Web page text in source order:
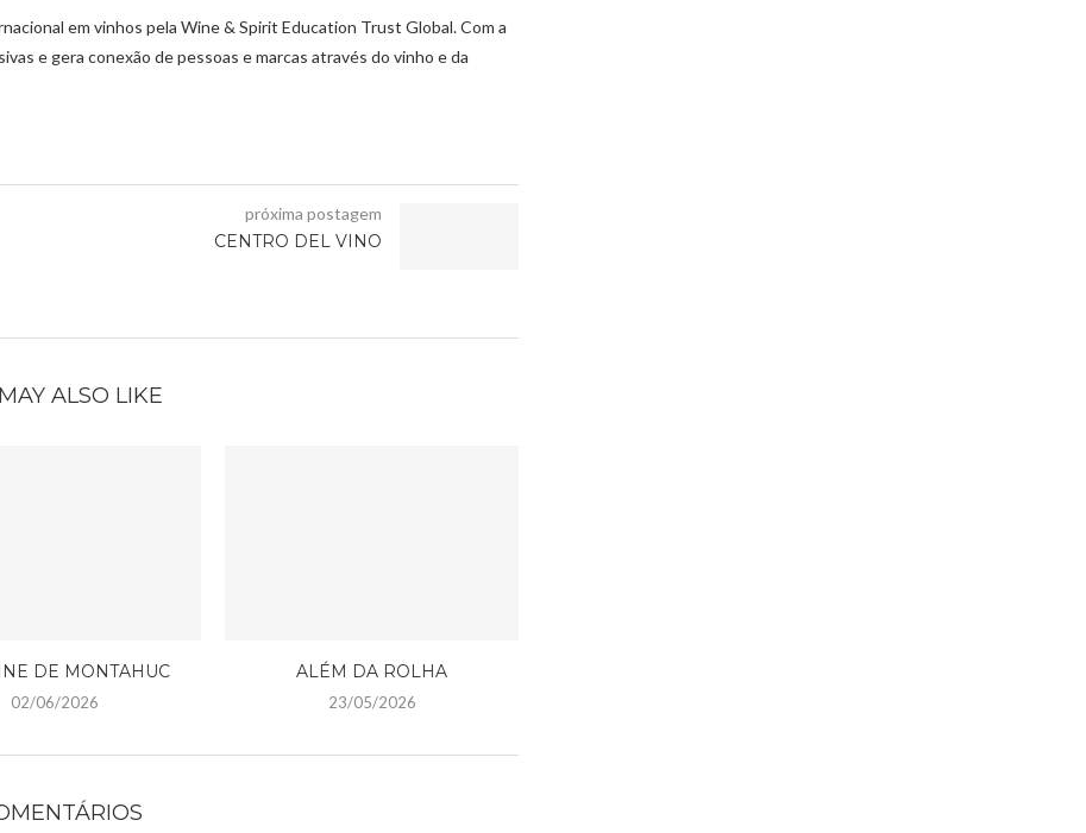
em vinhos pela Wine & Spirit Education Trust Global. Com a
e gera conexão de pessoas e marcas através do vinho e da
próxima postagem
CENTRO DEL VINO
ALSO LIKE
DE MONTAHUC
02/06/2026
ALÉM DA ROLHA
23/05/2026